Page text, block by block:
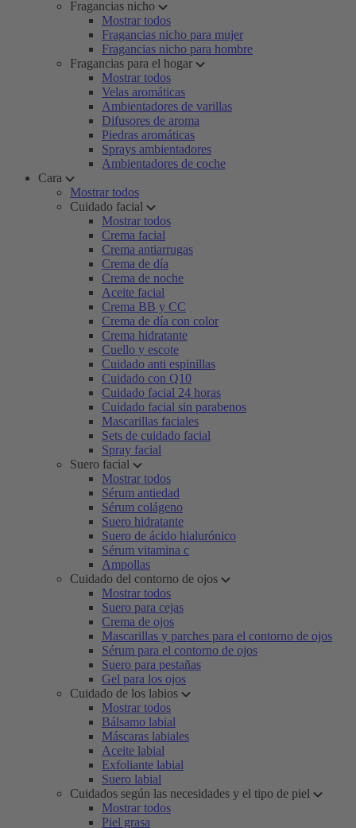
Fragancias nicho
Mostrar todos
Fragancias nicho para mujer
Fragancias nicho para hombre
Fragancias para el hogar
Mostrar todos
Velas aromáticas
Ambientadores de varillas
Difusores de aroma
Piedras aromáticas
Sprays ambientadores
Ambientadores de coche
Cara
Mostrar todos
Cuidado facial
Mostrar todos
Crema facial
Crema antiarrugas
Crema de día
Crema de noche
Aceite facial
Crema BB y CC
Crema de día con color
Crema hidratante
Cuello y escote
Cuidado anti espinillas
Cuidado con Q10
Cuidado facial 24 horas
Cuidado facial sin parabenos
Mascarillas faciales
Sets de cuidado facial
Spray facial
Suero facial
Mostrar todos
Sérum antiedad
Sérum colágeno
Suero hidratante
Suero de ácido hialurónico
Sérum vitamina c
Ampollas
Cuidado del contorno de ojos
Mostrar todos
Suero para cejas
Crema de ojos
Mascarillas y parches para el contorno de ojos
Sérum para el contorno de ojos
Suero para pestañas
Gel para los ojos
Cuidado de los labios
Mostrar todos
Bálsamo labial
Máscaras labiales
Aceite labial
Exfoliante labial
Suero labial
Cuidados según las necesidades y el tipo de piel
Mostrar todos
Piel grasa